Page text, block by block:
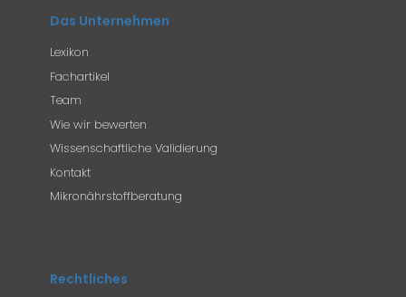
Das Unternehmen
Lexikon
Fachartikel
Team
Wie wir bewerten
Wissenschaftliche Validierung
Kontakt
Mikronährstoffberatung
Rechtliches